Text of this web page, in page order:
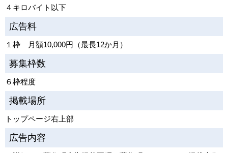
４キロバイト以下
広告料
１枠 月額10,000円（最長12か月）
募集枠数
６枠程度
掲載場所
トップページ右上部
広告内容